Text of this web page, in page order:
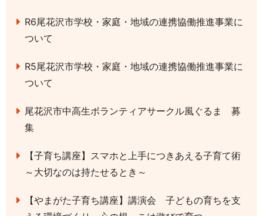
R6尾花沢市学校・家庭・地域の連携協働推進事業に
ついて
R5尾花沢市学校・家庭・地域の連携協働推進事業に
ついて
尾花沢市中高生ボランティアサークル風ぐるま 募
集
【子育ち講座】スマホと上手につきあえる子育て術
～大切なのは持たせるとき～
【やまがた子育ち講座】講演会 子どもの育ちを支